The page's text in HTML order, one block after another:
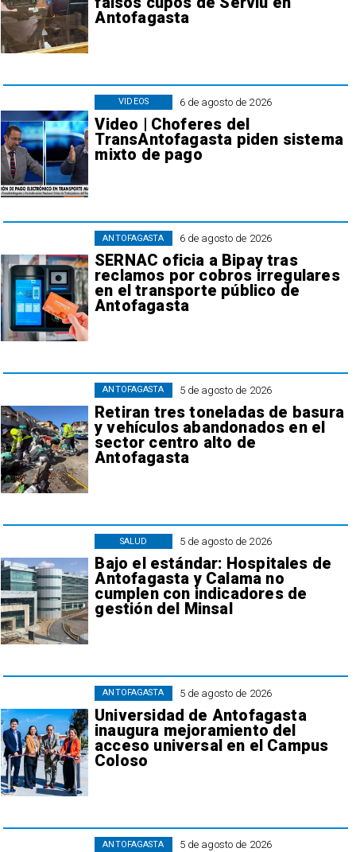
Antofagasta
6 de agosto de 2026
Video | Choferes del
TransAntofagasta piden sistema
mixto de pago
VIDEOS
6 de agosto de 2026
SERNAC oficia a Bipay tras
reclamos por cobros irregulares
en el transporte público de
Antofagasta
ANTOFAGASTA
5 de agosto de 2026
Retiran tres toneladas de basura
y vehículos abandonados en el
sector centro alto de
Antofagasta
ANTOFAGASTA
5 de agosto de 2026
Bajo el estándar: Hospitales de
Antofagasta y Calama no
cumplen con indicadores de
gestión del Minsal
SALUD
5 de agosto de 2026
Universidad de Antofagasta
inaugura mejoramiento del
acceso universal en el Campus
Coloso
ANTOFAGASTA
5 de agosto de 2026
ANTOFAGASTA